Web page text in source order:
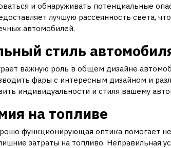
и обнаруживать потенциальные
лучшую рассеянность света,
автомобилей.
стиль
важную роль в общем дизайне
фары с интересным дизайном и
индивидуальности и стиля вашему
на топливе
функционирующая оптика помогает
затраты на топливо. Неправильная